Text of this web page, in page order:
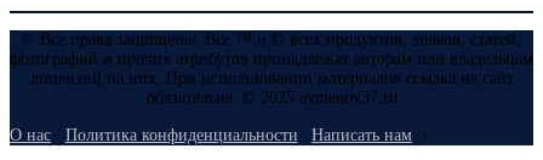
© Все права защищены. Все ™ и © всех продуктов, знаков, статей,
фотографий и прочих атрибутов принадлежат авторам или владельцам
лицензий на них. При использовании материалов ссылка на сайт
обязательна. © 2025 evmenov37.ru
О нас Политика конфиденциальности Написать нам